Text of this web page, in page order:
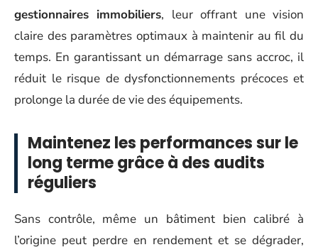
gestionnaires immobiliers, leur offrant une vision
claire des paramètres optimaux à maintenir au fil du
temps. En garantissant un démarrage sans accroc, il
réduit le risque de dysfonctionnements précoces et
prolonge la durée de vie des équipements.
Maintenez les performances sur le
long terme grâce à des audits
réguliers
Sans contrôle, même un bâtiment bien calibré à
l’origine peut perdre en rendement et se dégrader,